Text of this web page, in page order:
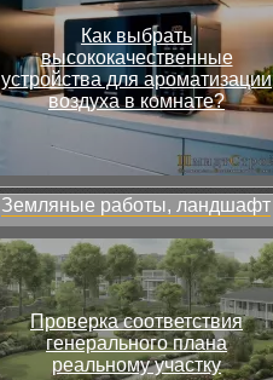
Как выбрать
высококачественные
устройства для ароматизации
воздуха в комнате?
Земляные работы, ландшафт
Проверка соответствия
генерального плана
реальному участку